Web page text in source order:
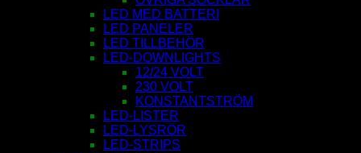
LED MED BATTERI
LED PANELER
LED TILLBEHÖR
LED-DOWNLIGHTS
12/24 VOLT
230 VOLT
KONSTANTSTRÖM
LED-LISTER
LED-LYSRÖR
LED-STRIPS